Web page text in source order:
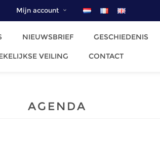
Mijn account
NIEUWSBRIEF GESCHIEDENIS
VEILING CONTACT
AGENDA